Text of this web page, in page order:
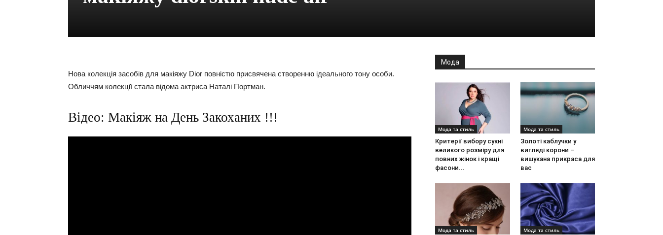
Нова колекція засобів для макіяжу Dior повністю присвячена створенню ідеального тону особи.
Обличчям колекції стала відома актриса Наталі Портман.
Відео: Макіяж на День Закоханих !!!
Мода
Мода та стиль
Критерії вибору сукні
великого розміру для
повних жінок і кращі
фасони...
Мода та стиль
Золоті каблучки у
вигляді корони –
вишукана прикраса для
вас
Мода та стиль Мода та стиль